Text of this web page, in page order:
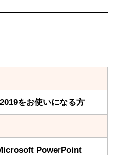
をお使いになる方
PowerPoint